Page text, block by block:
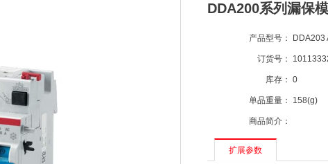
DDA200系列漏保
产品型号： DDA203
订货号：
库存： 0
单品重量： 158(g)
商品简介：
扩展参数